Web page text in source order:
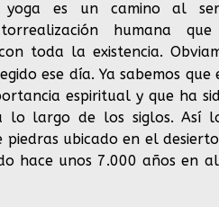
yoga es un camino al
humana
toda la existencia.
ese día. Ya sabemos que
espiritual y que ha
lo largo de los siglos. Así
ubicado en el
hace unos 7.000 años en